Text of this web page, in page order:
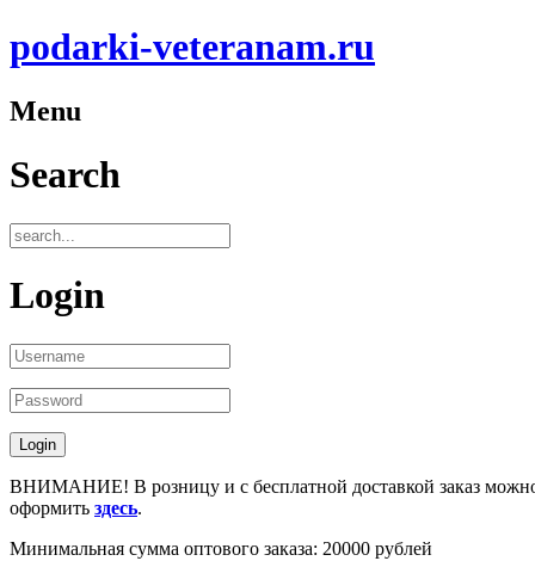
podarki-veteranam.ru
Menu
Search
Login
ВНИМАНИЕ! В розницу и с бесплатной доставкой заказ
оформить здесь.
Минимальная сумма оптового заказа: 20000 рублей